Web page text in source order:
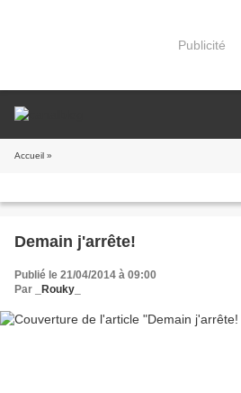
Publicité
Accueil »
Demain j'arrête!
Publié le 21/04/2014 à 09:00
Par
_Rouky_